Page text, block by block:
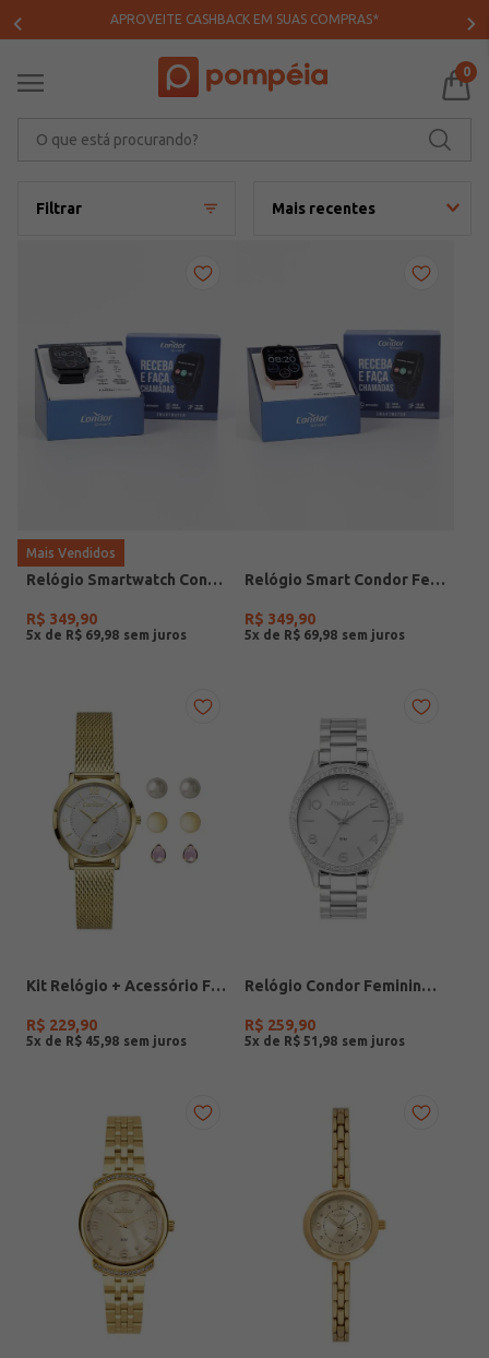
APROVEITE CASHBACK EM SUAS COMPRAS*
0
Filtrar Mais recentes
Mais Vendidos
Relógio Smartwatch Condor PRETO
R$ 349,90
5x de R$ 69 98
Relógio Smart Condor Feminino ROSE
R$ 349,90
5x de R$ 69 98
Kit Relógio + Acessório Feminino DOURADO
R$ 229,90
5x de R$ 45 98
Relógio Condor Feminino PRATA
R$ 259,90
5x de R$ 51 98